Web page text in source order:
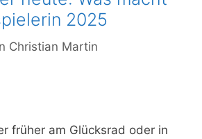
2025
Christian Martin
früher am Glücksrad oder in